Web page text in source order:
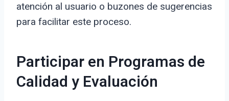
atención al usuario o buzones de sugerencias
para facilitar este proceso.
Participar en Programas de
Calidad y Evaluación